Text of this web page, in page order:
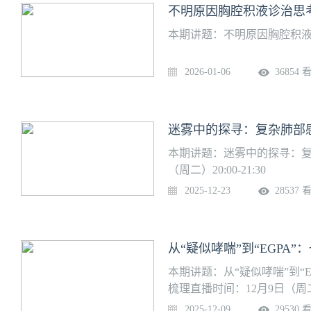
不明原因胸腔积液诊治思
本期讲题：不明原因胸腔积
2026-01-06 36854
本期讲题：迷雾中的探寻：
（周二）20:00-21:30
2025-12-23 28537
本期讲题：从“疑似哮喘”到
梳理直播时间：12月9日（周